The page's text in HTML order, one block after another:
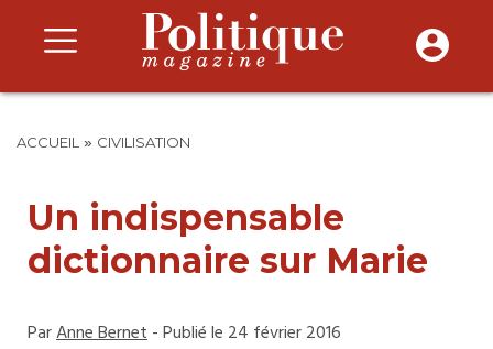
ACCUEIL » CIVILISATION
Un indispensable
dictionnaire sur Marie
ParAnne Bernet- Publié le 24 février 2016